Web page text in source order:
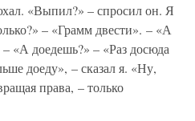
«Выпил?» – спросил он. Я
– «Грамм двести». – «А
«А доедешь?» – «Раз досюда
доеду», – сказал я. «Ну,
права, – только